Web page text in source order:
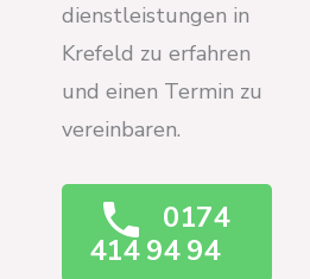
dienstleistungen in
Krefeld zu erfahren
und einen Termin zu
vereinbaren.
0174
414 94 94